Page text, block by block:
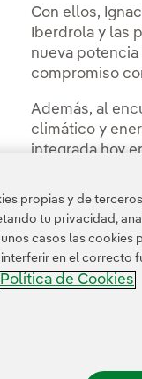
Con ellos,
Iberdrola y las
nueva
compromiso
Además, al
climático y
integrada hoy
Global
propias y de
tu privacidad,
casos las cookies
en el correcto
Política de Cookies